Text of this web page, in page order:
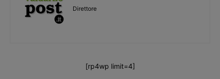
Direttore
[rp4wp limit=4]